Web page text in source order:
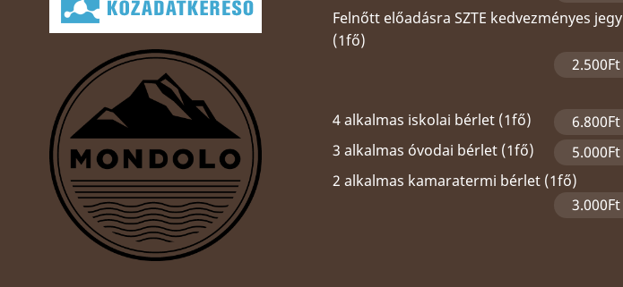
Felnőtt előadásra SZTE kedvezményes jegy
(1fő)
2.500Ft
4 alkalmas iskolai bérlet (1fő)
6.800Ft
3 alkalmas óvodai bérlet (1fő)
5.000Ft
2 alkalmas kamaratermi bérlet (1fő)
3.000Ft